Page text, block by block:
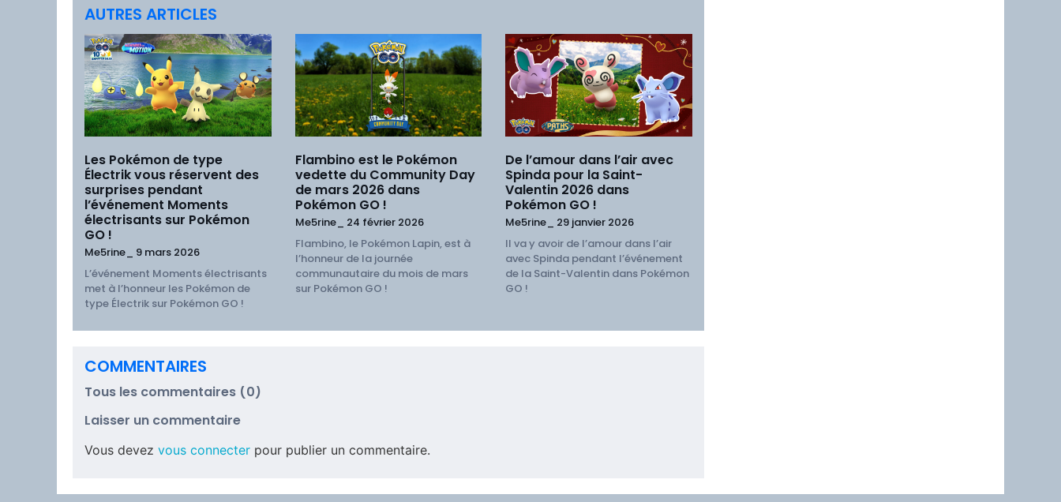
AUTRES ARTICLES
Les Pokémon de type
Électrik vous réservent des
surprises pendant
l’événement Moments
électrisants sur Pokémon
GO !
Me5rine_ 9 mars 2026
L’événement Moments électrisants
met à l’honneur les Pokémon de
type Électrik sur Pokémon GO !
Flambino est le Pokémon
vedette du Community Day
de mars 2026 dans
Pokémon GO !
Me5rine_ 24 février 2026
Flambino, le Pokémon Lapin, est à
l’honneur de la journée
communautaire du mois de mars
sur Pokémon GO !
De l’amour dans l’air avec
Spinda pour la Saint-
Valentin 2026 dans
Pokémon GO !
Me5rine_ 29 janvier 2026
Il va y avoir de l’amour dans l’air
avec Spinda pendant l’événement
de la Saint-Valentin dans Pokémon
GO !
COMMENTAIRES
Tous les commentaires (0)
Laisser un commentaire
Vous devez vous connecter pour publier un commentaire.